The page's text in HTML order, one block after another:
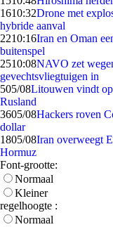
1610:32Drone met
hybride aanval
2210:16Iran en Oman
buitenspel
2510:08NAVO zet
gevechtsvliegtuigen in
505/08Litouwen vindt
Rusland
3605/08Hackers roven
dollar
1805/08Iran overweegt
Hormuz
Font-grootte:
Normaal
Kleiner
regelhoogte :
Normaal